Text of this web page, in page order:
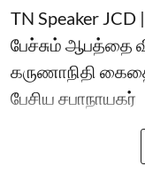
TN Speaker
பேச்சும் ஆபத்தை
கருணாநிதி
பேசிய சபாநாயகர்